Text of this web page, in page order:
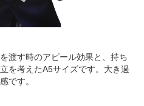
渡す時のアピール効果と、持ち
を考えたA5サイズです。大き過
です。